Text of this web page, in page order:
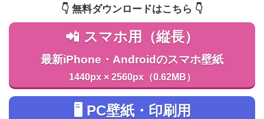
👇️ 無料ダウンロードはこちら 👇️
📲 スマホ用（縦長）
最新iPhone・Androidのスマホ壁紙
1440px × 2560px（0.62MB）
🖥️ PC壁紙・印刷用